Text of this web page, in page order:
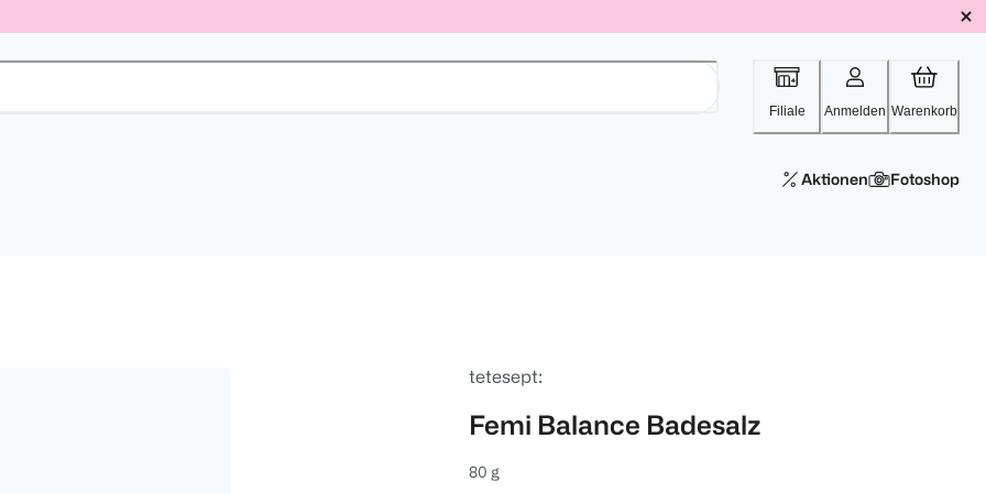
Filiale Anmelden Warenkorb
Aktionen Fotoshop
tetesept:
Femi Balance Badesalz
80 g